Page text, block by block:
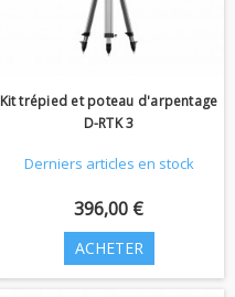
Kit trépied et poteau d'arpentage
D-RTK 3
Derniers articles en stock
396,00 €
ACHETER